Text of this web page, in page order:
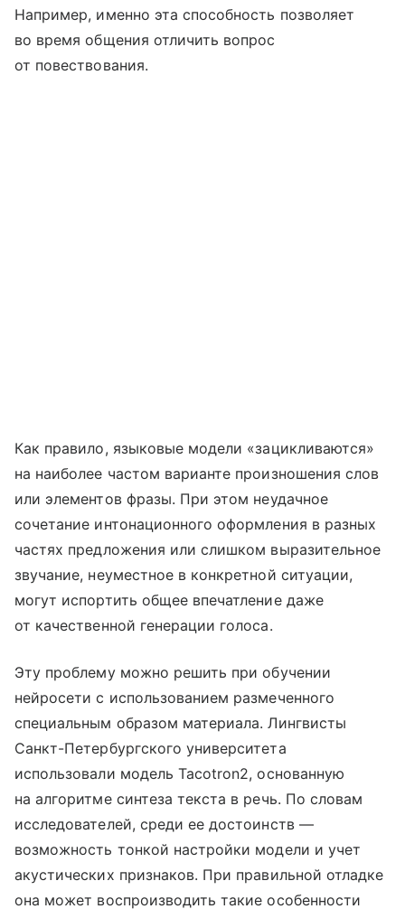
Например, именно эта способность позволяет
во время общения отличить вопрос
от повествования.
Как правило, языковые модели «зацикливаются»
на наиболее частом варианте произношения слов
или элементов фразы. При этом неудачное
сочетание интонационного оформления в разных
частях предложения или слишком выразительное
звучание, неуместное в конкретной ситуации,
могут испортить общее впечатление даже
от качественной генерации голоса.
Эту проблему можно решить при обучении
нейросети с использованием размеченного
специальным образом материала. Лингвисты
Санкт-Петербургского университета
использовали модель Tacotron2, основанную
на алгоритме синтеза текста в речь. По словам
исследователей, среди ее достоинств —
возможность тонкой настройки модели и учет
акустических признаков. При правильной отладке
она может воспроизводить такие особенности